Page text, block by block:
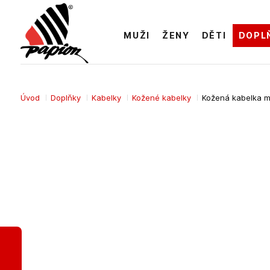
Úvod Doplňky Kabelky Kožené kabelky Kožená kabelka
MUŽI ŽENY DĚTI